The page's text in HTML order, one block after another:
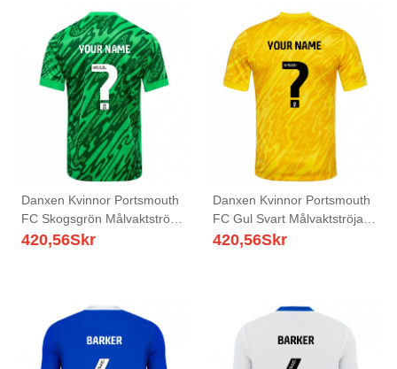
Danxen Kvinnor Portsmouth
FC Skogsgrön Målvaktströja
2025/26 T-tröja
420,56Skr
Danxen Kvinnor Portsmouth
FC Gul Svart Målvaktströja
2025/26 T-tröja
420,56Skr